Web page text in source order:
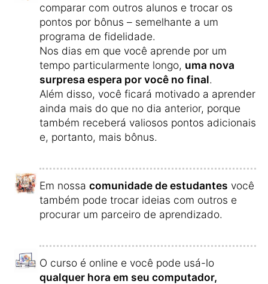
comparar com outros alunos e trocar os
pontos por bônus – semelhante a um
programa de fidelidade.
Nos dias em que você aprende por um
tempo particularmente longo, uma nova
surpresa espera por você no final.
Além disso, você ficará motivado a aprender
ainda mais do que no dia anterior, porque
também receberá valiosos pontos adicionais
e, portanto, mais bônus.
Em nossa comunidade de estudantes você
também pode trocar ideias com outros e
procurar um parceiro de aprendizado.
O curso é online e você pode usá-lo
qualquer hora em seu computador,